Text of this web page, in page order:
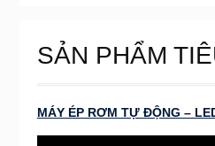
SẢN PHẨM
MÁY ÉP RƠM TỰ ĐỘNG –